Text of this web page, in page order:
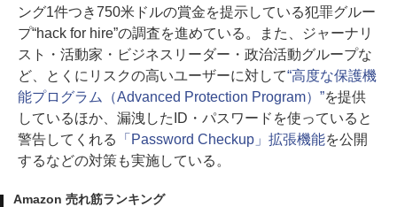
ング1件つき750米ドルの賞金を提示している犯罪グルー
プ“hack for hire”の調査を進めている。また、ジャーナリ
スト・活動家・ビジネスリーダー・政治活動グループな
ど、とくにリスクの高いユーザーに対して“高度な保護機
能プログラム（Advanced Protection Program）”を提供
しているほか、漏洩したID・パスワードを使っていると
警告してくれる
「Password Checkup」拡張機能を公開
するなどの対策も実施している。
Amazon 売れ筋ランキング